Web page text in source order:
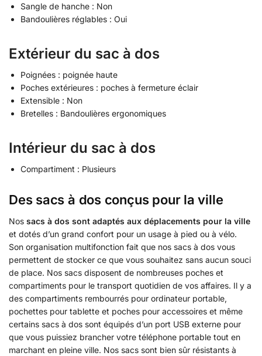
Sangle de hanche : Non
Bandoulières réglables : Oui
Extérieur du sac à dos
Poignées : poignée haute
Poches extérieures : poches à fermeture éclair
Extensible : Non
Bretelles : Bandoulières ergonomiques
Intérieur du sac à dos
Compartiment : Plusieurs
Des sacs à dos conçus pour la ville
Nos sacs à dos sont adaptés aux déplacements pour la ville
et dotés d’un grand confort pour un usage à pied ou à vélo.
Son organisation multifonction fait que nos sacs à dos vous
permettent de stocker ce que vous souhaitez sans aucun souci
de place. Nos sacs disposent de nombreuses poches et
compartiments pour le transport quotidien de vos affaires. Il y a
des compartiments rembourrés pour ordinateur portable,
pochettes pour tablette et poches pour accessoires et même
certains sacs à dos sont équipés d’un port USB externe pour
que vous puissiez brancher votre téléphone portable tout en
marchant en pleine ville. Nos sacs sont bien sûr résistants à